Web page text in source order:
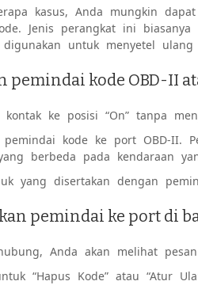
kasus, Anda mungkin
Jenis perangkat ini
untuk menyetel
pemindai kode OBD-II
ke posisi “On” tanpa
pemindai kode ke port OBD-II.
berbeda pada kendaraan
yang disertakan dengan
pemindai ke port di
Anda akan melihat
“Hapus Kode” atau “Atur